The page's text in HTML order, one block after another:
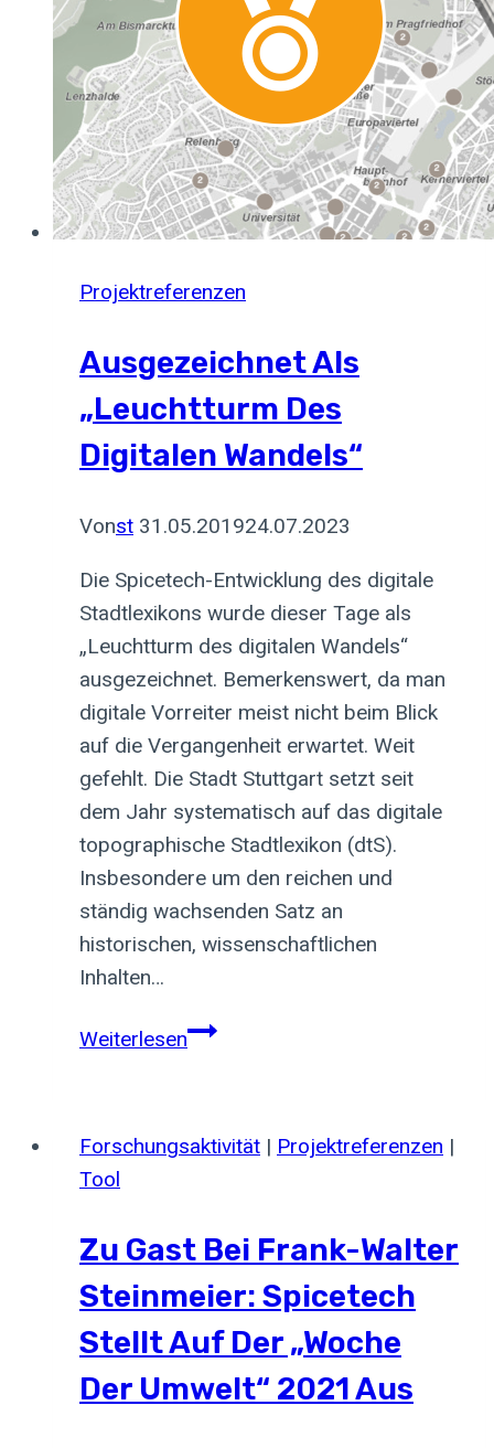
Projektreferenzen
Ausgezeichnet Als
„Leuchtturm Des
Digitalen Wandels“
Vonst 31.05.201924.07.2023
Die Spicetech-Entwicklung des digitale
Stadtlexikons wurde dieser Tage als
„Leuchtturm des digitalen Wandels“
ausgezeichnet. Bemerkenswert, da man
digitale Vorreiter meist nicht beim Blick
auf die Vergangenheit erwartet. Weit
gefehlt. Die Stadt Stuttgart setzt seit
dem Jahr systematisch auf das digitale
topographische Stadtlexikon (dtS).
Insbesondere um den reichen und
ständig wachsenden Satz an
historischen, wissenschaftlichen
Inhalten…
WeiterlesenAusgezeichnet
digitalen
Forschungsaktivität | Projektreferenzen |
Tool
Zu Gast Bei Frank-Walter
Steinmeier: Spicetech
Stellt Auf Der „Woche
Der Umwelt“ 2021 Aus